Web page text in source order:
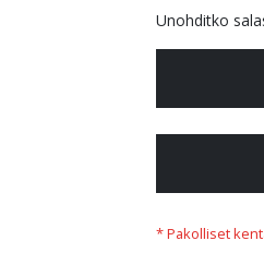
Unohditko